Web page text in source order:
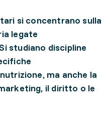
si concentrano sulla
legate
studiano discipline
ma anche la
il diritto o le